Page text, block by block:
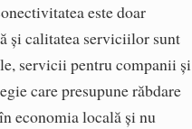
este doar
și calitatea serviciilor sunt
servicii pentru companii și
care presupune răbdare
economia locală și nu